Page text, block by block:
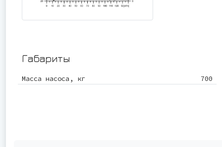
Габариты
Масса насоса, кг 700